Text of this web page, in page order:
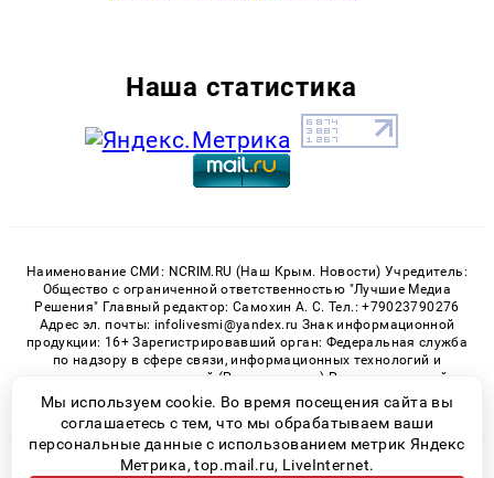
Наша статистика
Наименование СМИ: NCRIM.RU (Наш Крым. Новости) Учредитель:
Общество с ограниченной ответственностью "Лучшие Медиа
Решения" Главный редактор: Самохин А. С. Тел.: +79023790276
Адрес эл. почты: infolivesmi@yandex.ru Знак информационной
продукции: 16+ Зарегистрировавший орган: Федеральная служба
по надзору в сфере связи, информационных технологий и
массовых коммуникаций (Роскомнадзор) Регистрационный
номер СМИ ЭЛ № ФС 77 - 81150 от 02.06.2021
© 2026 «nCrim.ru» | Все права защищены
Мы используем cookie. Во время посещения сайта вы
соглашаетесь с тем, что мы обрабатываем ваши
персональные данные с использованием метрик Яндекс
Метрика, top.mail.ru, LiveInternet.